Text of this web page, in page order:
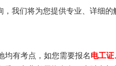
我们将为您提供专业、详细的
均有考点，如您需要 报名电工证